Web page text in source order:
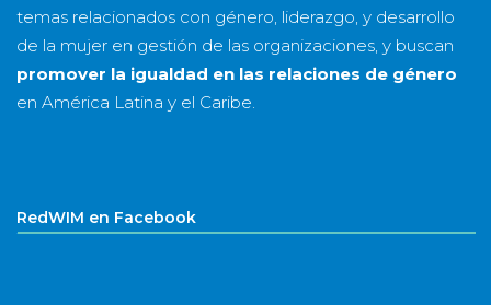
temas relacionados con género, liderazgo, y desarrollo
de la mujer en gestión de las organizaciones, y buscan
promover la igualdad en las relaciones de género
en América Latina y el Caribe.
RedWIM en Facebook